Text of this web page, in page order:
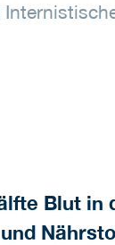
Blut in